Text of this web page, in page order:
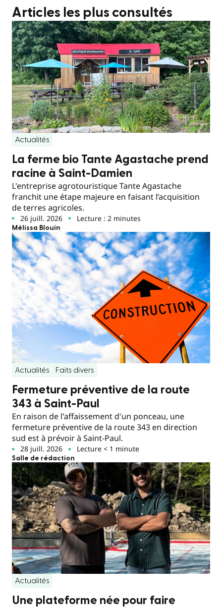
Articles les plus consultés
Actualités
La ferme bio Tante Agastache prend
racine à Saint-Damien
L'entreprise agrotouristique Tante Agastache
franchit une étape majeure en faisant l’acquisition
de terres agricoles.
26 juill. 2026 Lecture : 2 minutes
Mélissa Blouin
Actualités Faits divers
Fermeture préventive de la route
343 à Saint-Paul
En raison de l'affaissement d'un ponceau, une
fermeture préventive de la route 343 en direction
sud est à prévoir à Saint-Paul.
28 juill. 2026 Lecture < 1 minute
Salle de rédaction
Actualités
Une plateforme née pour faire